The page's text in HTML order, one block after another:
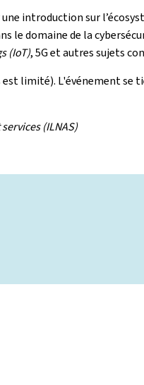
introduction sur
le domaine de la
(IoT), 5G et autres sujets
est limité). L'événement se
(ILNAS)